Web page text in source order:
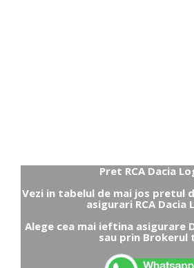
Pret RCA Dacia
Vezi in tabelul de mai jos pretul
asigurari RCA Dacia
Alege cea mai ieftina asigurare
sau prin Brokerul